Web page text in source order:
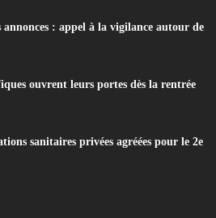
annonces : appel à la vigilance autour de
ouvrent leurs portes dès la rentrée
sanitaires privées agréées pour le 2e